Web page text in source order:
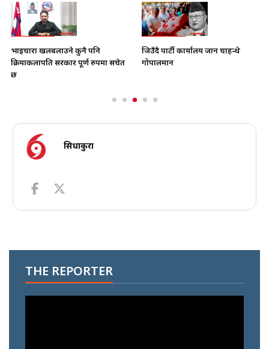
भाइचारा खलबलाउने कुनै पनि
क्रियाकलापप्रति सरकार पूर्ण रुपमा सचेत
छ
जिउँदै पार्टी कार्यालय जान चाहन्थे
गोपालमान
सिधाकुरा
THE REPORTER